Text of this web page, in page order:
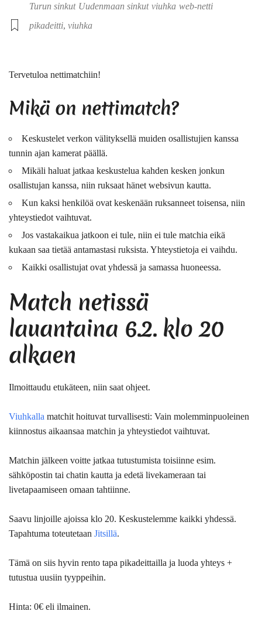
Turun sinkut Uudenmaan sinkut viuhka web-netti
pikadeitti, viuhka
Tervetuloa nettimatchiin!
Mikä on nettimatch?
Keskustelet verkon välityksellä muiden osallistujien kanssa
tunnin ajan kamerat päällä.
Mikäli haluat jatkaa keskustelua kahden kesken jonkun
osallistujan kanssa, niin ruksaat hänet websivun kautta.
Kun kaksi henkilöä ovat keskenään ruksanneet toisensa, niin
yhteystiedot vaihtuvat.
Jos vastakaikua jatkoon ei tule, niin ei tule matchia eikä
kukaan saa tietää antamastasi ruksista. Yhteystietoja ei vaihdu.
Kaikki osallistujat ovat yhdessä ja samassa huoneessa.
Match netissä
lauantaina 6.2. klo 20
alkaen
Ilmoittaudu etukäteen, niin saat ohjeet.
Viuhkalla matchit hoituvat turvallisesti: Vain molemminpuoleinen
kiinnostus aikaansaa matchin ja yhteystiedot vaihtuvat.
Matchin jälkeen voitte jatkaa tutustumista toisiinne esim.
sähköpostin tai chatin kautta ja edetä livekameraan tai
livetapaamiseen omaan tahtiinne.
Saavu linjoille ajoissa klo 20. Keskustelemme kaikki yhdessä.
Tapahtuma toteutetaan Jitsillä.
Tämä on siis hyvin rento tapa pikadeittailla ja luoda yhteys +
tutustua uusiin tyyppeihin.
Hinta: 0€ eli ilmainen.